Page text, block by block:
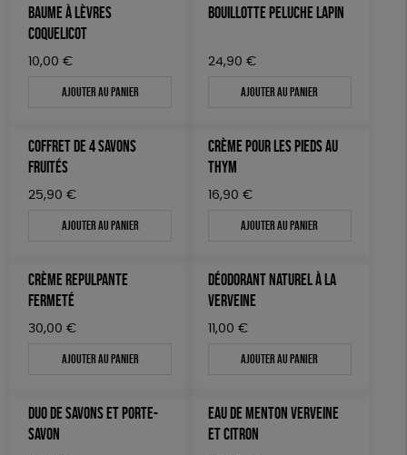
ÉPICERIE
MAISON
ACCESSOIRES
PAPETERIE
LIVRES
TOUT
Par défaut
Popularité
Nouveauté
Prix : du - cher au + cher
Prix
50 € - 100 €
150 € - 200 €
Plus de 200€
Couleur
Mots clés
GOTS Agriculture Biologique
Vegan Cosme Bio
Fabrication artisanale
BAUME À LÈVRES
COQUELICOT
10,00 €
Ajouter au panier
BOUILLOTTE PELUCHE LAPIN
24,90 €
Ajouter au panier
COFFRET DE 4 SAVONS
FRUITÉS
25,90 €
Ajouter au panier
CRÈME POUR LES PIEDS AU
THYM
16,90 €
Ajouter au panier
CRÈME REPULPANTE
FERMETÉ
30,00 €
Ajouter au panier
DÉODORANT NATUREL À LA
VERVEINE
11,00 €
Ajouter au panier
DUO DE SAVONS ET PORTE-
SAVON
EAU DE MENTON VERVEINE
ET CITRON